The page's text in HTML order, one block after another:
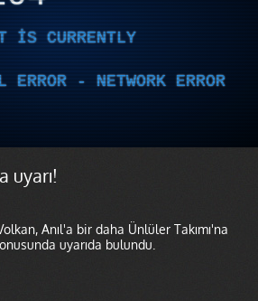
IS CURRENTLY
- NETWORK ERROR
uyarı!
Anıl'a bir daha Ünlüler Takımı'na
uyarıda bulundu.